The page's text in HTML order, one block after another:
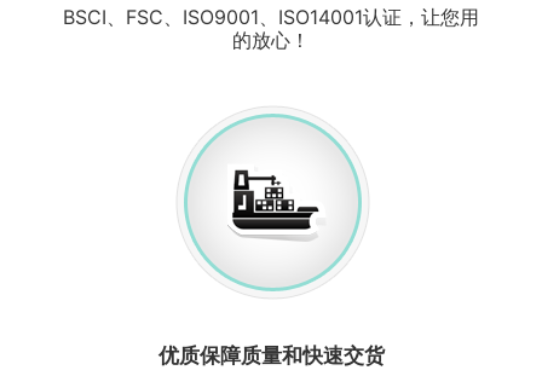
BSCI、FSC、ISO9001、ISO14001认证，让您用
的放心！
优质保障质量和快速交货